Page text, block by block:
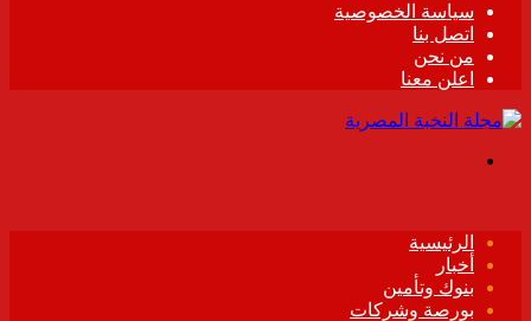
سياسة الخصوصية
اتصل بنا
من نحن
اعلن معنا
الرئيسية
أخبار
بنوك وتأمين
بورصة وشركات